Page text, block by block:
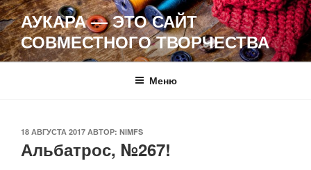
Перейти
к
содержимому
АУКАРА — ЭТО САЙТ
СОВМЕСТНОГО ТВОРЧЕСТВА
Меню
ОПУБЛИКОВАНО
18 АВГУСТА 2017 АВТОР: NIMFS
Альбатрос, №267!